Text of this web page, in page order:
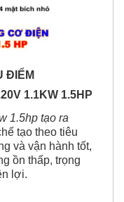
ĐIỂM
1.1KW 1.5HP
1.5hp tạo ra
tạo theo tiêu
và vận hành tốt,
ồn thấp, trọng
lợi.